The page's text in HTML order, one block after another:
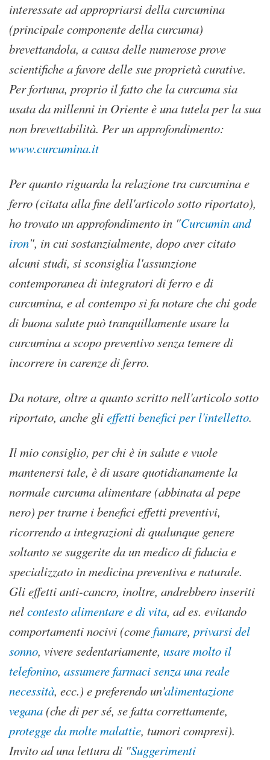
interessate ad appropriarsi della curcumina
(principale componente della curcuma)
brevettandola, a causa delle numerose prove
scientifiche a favore delle sue proprietà curative.
Per fortuna, proprio il fatto che la curcuma sia
usata da millenni in Oriente è una tutela per la sua
non brevettabilità. Per un approfondimento:
www.curcumina.it
Per quanto riguarda la relazione tra curcumina e
ferro (citata alla fine dell'articolo sotto riportato),
ho trovato un approfondimento in "Curcumin and
iron", in cui sostanzialmente, dopo aver citato
alcuni studi, si sconsiglia l'assunzione
contemporanea di integratori di ferro e di
curcumina, e al contempo si fa notare che chi gode
di buona salute può tranquillamente usare la
curcumina a scopo preventivo senza temere di
incorrere in carenze di ferro.
Da notare, oltre a quanto scritto nell'articolo sotto
riportato, anche glieffetti benefici per l'intelletto.
Il mio consiglio, per chi è in salute e vuole
mantenersi tale, è di usare quotidianamente la
normale curcuma alimentare (abbinata al pepe
nero) per trarne i benefici effetti preventivi,
ricorrendo a integrazioni di qualunque genere
soltanto se suggerite da un medico di fiducia e
specializzato in medicina preventiva e naturale.
Gli effetti anti-cancro, inoltre, andrebbero inseriti
nelcontesto alimentare e di vita, ad es. evitando
comportamenti nocivi (comefumare, privarsi del
sonno, vivere sedentariamente, usare molto il
telefonino, assumere farmaci senza una reale
necessità, ecc.) e preferendo un'alimentazione
vegana (che di per sé, se fatta correttamente,
protegge da molte malattie, tumori compresi).
Invito ad una lettura di "Suggerimenti